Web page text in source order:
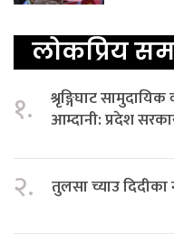
लोकप्रिय
१.
श्रृङ्गिघाट
आम्दानी: प्रदेश
२. तुलसा च्याउ